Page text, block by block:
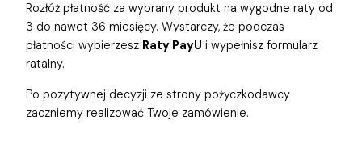
Rozłóż płatność za wybrany produkt na wygodne raty od
3 do nawet 36 miesięcy. Wystarczy, że podczas
płatności wybierzesz Raty PayU i wypełnisz formularz
ratalny.
Po pozytywnej decyzji ze strony pożyczkodawcy
zaczniemy realizować Twoje zamówienie.